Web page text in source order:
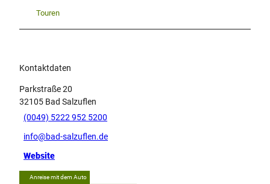
Touren
Kontaktdaten
Parkstraße 20
32105 Bad Salzuflen
(0049) 5222 952 5200
info@bad-salzuflen.de
Website
Anreise mit dem Auto